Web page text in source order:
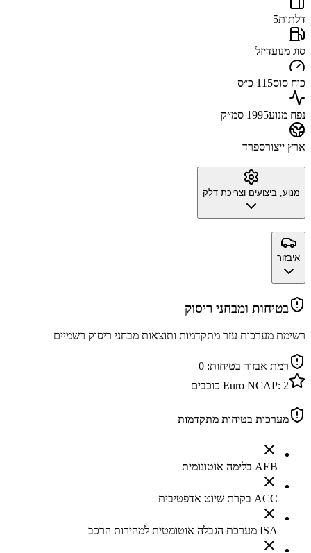
דלתות5
סוג מנועדיזל
כוח סוס115 כ״ס
נפח מנוע1995 סמ״ק
ארץ ייצורספרד
מנוע, ביצועים וצריכת דלק
איבזור
בטיחות ומבחני ריסוק
רשימת מערכות עזר מתקדמות ותוצאות מבחני ריסוק רשמיים
רמת אבזור בטיחות: 0
Euro NCAP: 2 כוכבים
מערכות בטיחות מתקדמות
AEB בלימה אוטונומית
ACC בקרת שיוט אדפטיבית
ISA מערכת הגבלה אוטומטית למהירות הרכב